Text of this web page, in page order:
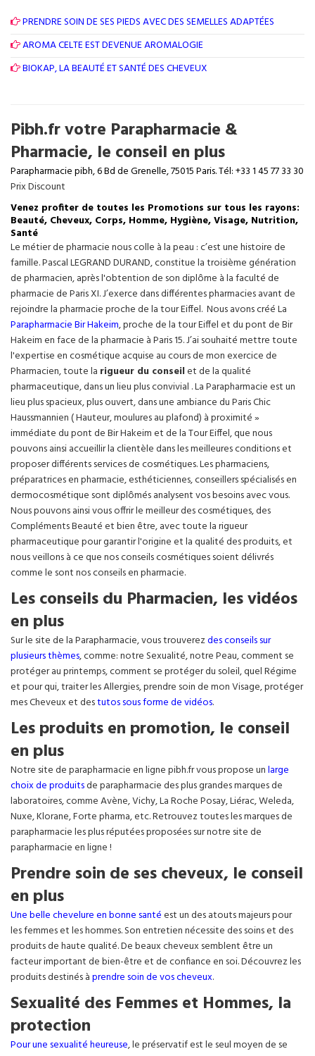
PRENDRE SOIN DE SES PIEDS AVEC DES SEMELLES ADAPTÉES
AROMA CELTE EST DEVENUE AROMALOGIE
BIOKAP, LA BEAUTÉ ET SANTÉ DES CHEVEUX
Pibh.fr votre Parapharmacie &
Pharmacie, le conseil en plus
Parapharmacie pibh, 6 Bd de Grenelle, 75015 Paris. Tél: +33 1 45 77 33 30
Prix Discount
Venez profiter de toutes les Promotions sur tous les rayons:
Beauté, Cheveux, Corps, Homme, Hygiène, Visage, Nutrition,
Santé
Le métier de pharmacie nous colle à la peau : c’est une histoire de
famille. Pascal LEGRAND DURAND, constitue la troisième génération
de pharmacien, après l'obtention de son diplôme à la faculté de
pharmacie de Paris XI. J’exerce dans différentes pharmacies avant de
rejoindre la pharmacie proche de la tour Eiffel. Nous avons créé La
Parapharmacie Bir Hakeim, proche de la tourEiffelet du pont de Bir
Hakeim en face de la pharmacie à Paris 15. J’ai souhaité mettre toute
l'expertise en cosmétique acquise au cours de mon exercice de
Pharmacien, toute la rigueur du conseilet de la qualité
pharmaceutique, dans un lieu plus convivial . La Parapharmacie est un
lieu plus spacieux, plus ouvert, dans une ambiance du Paris Chic
Haussmannien ( Hauteur, moulures au plafond) à proximité »
immédiate du pont de Bir Hakeim et de la Tour Eiffel, que nous
pouvons ainsi accueillir la clientèle dans les meilleures conditions et
proposer différents services de cosmétiques. Les pharmaciens,
préparatrices en pharmacie, esthéticiennes, conseillers spécialisés en
dermocosmétique sont diplômés analysent vos besoins avec vous.
Nous pouvons ainsi vous offrir le meilleur des cosmétiques, des
Compléments Beauté et bien être, avec toute la rigueur
pharmaceutique pour garantir l'origine et la qualité des produits, et
nous veillons à ce que nos conseils cosmétiques soient délivrés
comme le sont nos conseils en pharmacie.
Les conseils du Pharmacien, les vidéos
en plus
Sur le site de la Parapharmacie, vous trouverezdes conseils sur
plusieurs thèmes, comme: notre Sexualité, notre Peau, comment se
protéger au printemps, comment se protéger du soleil, quel Régime
et pour qui, traiter les Allergies, prendre soin de mon Visage, protéger
mes Cheveux et destutos sous forme de vidéos.
Les produits en promotion, le conseil
en plus
Notre site de parapharmacie en ligne pibh.fr vous propose unlarge
choix de produitsde parapharmacie des plus grandes marques de
laboratoires, comme Avène, Vichy, La Roche Posay, Liérac, Weleda,
Nuxe, Klorane, Forte pharma, etc. Retrouvez toutes les marques de
parapharmacie les plus réputées proposées sur notre site de
parapharmacie en ligne !
Prendre soin de ses cheveux, le conseil
en plus
Une belle chevelure en bonne santéest un des atouts majeurs pour
les femmes et les hommes. Son entretien nécessite des soins et des
produits de haute qualité. De beaux cheveux semblent être un
facteur important de bien-être et de confiance en soi. Découvrez les
produits destinés àprendre soin de vos cheveux.
Sexualité des Femmes et Hommes, la
protection
Pour une sexualité heureuse, le préservatif est le seul moyen de se